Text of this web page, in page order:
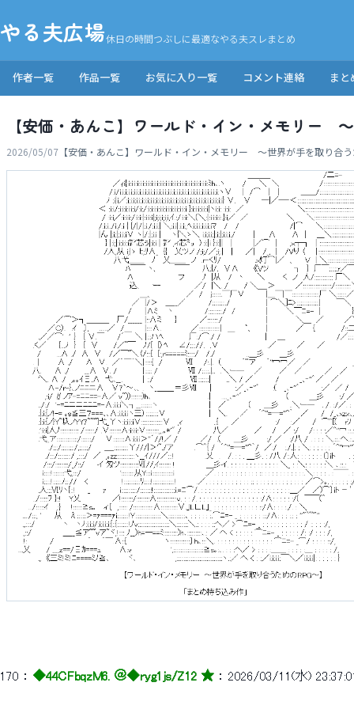
やる夫広場休日の時間つぶしに最適なやる夫スレまとめ
作者一覧 作品一覧 お気に入り一覧 コメント連絡 まと
【安価・あんこ】ワールド・イン・メモリー
2026/05/07 【安価・あんこ】ワールド・イン・メモリー ～世界が手を取り合
170 ： ◆44CFbqzM6. ＠◆ryg1js/Z12 ★ ： 2026/03/11(水)